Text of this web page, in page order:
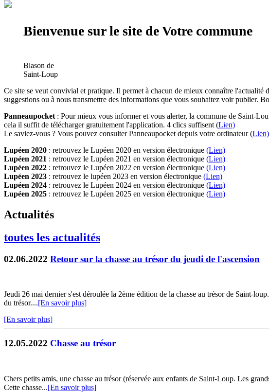
Bienvenue sur le site de Votre commune
Blason de
Saint-Loup
Ce site se veut convivial et pratique. Il permet à chacun de mieux connaître
suggestions ou à nous transmettre des informations que vous souhaitez voir publier.
Panneaupocket : Pour mieux vous informer et vous alerter, la commune de Saint-
cela il suffit de télécharger gratuitement l'application. 4 clics suffisent (Lien)
Le saviez-vous ? Vous pouvez consulter Panneaupocket depuis votre ordinateur (Lien)
Lupéen 2020 : retrouvez le Lupéen 2020 en version électronique (Lien)
Lupéen 2021 : retrouvez le Lupéen 2021 en version électronique (Lien)
Lupéen 2022 : retrouvez le Lupéen 2022 en version électronique (Lien)
Lupéen 2023 : retrouvez le lupéen 2023 en version électronique (Lien)
Lupéen 2024 : retrouvez le Lupéen 2024 en version électronique (Lien)
Lupéen 2025 : retrouvez le Lupéen 2025 en version électronique (Lien)
Actualités
toutes les actualités
02.06.2022 Retour sur la chasse au trésor du jeudi de l'ascension
Jeudi 26 mai dernier s'est déroulée la 2ème édition de la chasse au trésor de Saint-
du trésor....[En savoir plus]
[En savoir plus]
12.05.2022 Chasse au trésor
Chers petits amis, une chasse au trésor (réservée aux enfants de Saint-Loup. Les
Cette chasse...[En savoir plus]